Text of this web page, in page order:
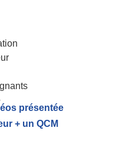
présentée
+ un QCM